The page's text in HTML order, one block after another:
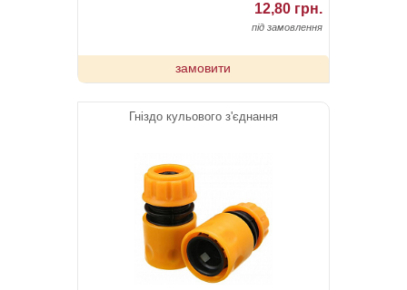
12,80 грн.
під замовлення
замовити
Гніздо кульового з'єднання